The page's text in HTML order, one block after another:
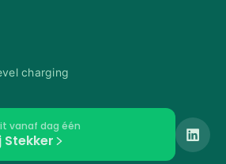
charging
vanaf dag één
Stekker